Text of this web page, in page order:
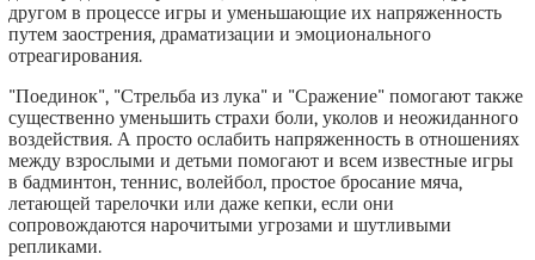
другом в процессе игры и уменьшающие их напряженность
путем заострения, драматизации и эмоционального
отреагирования.
"Поединок", "Стрельба из лука" и "Сражение" помогают также
существенно уменьшить страхи боли, уколов и неожиданного
воздействия. А просто ослабить напряженность в отношениях
между взрослыми и детьми помогают и всем известные игры
в бадминтон, теннис, волейбол, простое бросание мяча,
летающей тарелочки или даже кепки, если они
сопровождаются нарочитыми угрозами и шутливыми
репликами.